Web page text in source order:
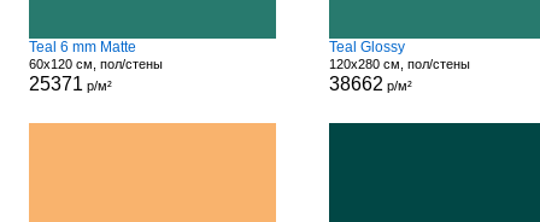
Teal 6 mm Matte
60x120 см, пол/стены
25371 р/м²
Teal Glossy
120x280 см, пол/стены
38662 р/м²